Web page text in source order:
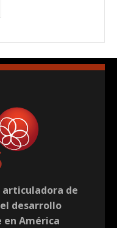
articuladora de
desarrollo
en América